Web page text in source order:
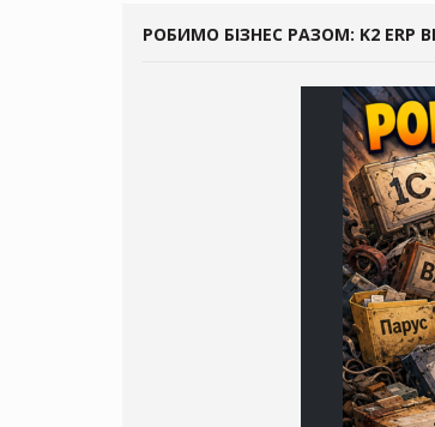
РОБИМО БІЗНЕС РАЗОМ: K2